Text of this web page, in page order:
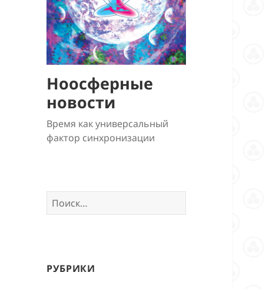
Ноосферные
новости
Время как универсальный
фактор синхронизации
Найти:
РУБРИКИ